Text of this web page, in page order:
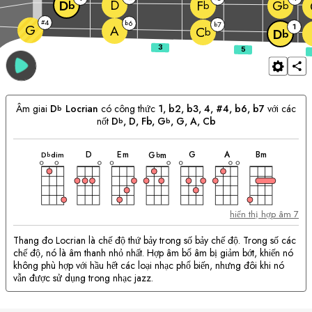
G #4 A b6
Cb
b7
Db 1
Db D Fb Gb
Âm giai Db Locrian có công thức 1, b2, b3, 4, #4, b6, b7với các
nốt Db, D, Fb, Gb, G, A, Cb
Dbdim
hợp
D
hợp
âm Em
hợp
Gbm
hợp
G
hợp
A
hợp
Bm
hợp
hiển thị hợp âm 7
Thang đo Locrian là chế độ thứ bảy trong số bảy chế độ. Trong số các
chế độ, nó là âm thanh nhỏ nhất. Hợp âm bổ âm bị giảm bớt, khiến nó
không phù hợp với hầu hết các loại nhạc phổ biến, nhưng đôi khi nó
vẫn được sử dụng trong nhạc jazz.